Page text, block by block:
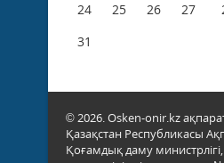
24
25 26 27
31
© 2026. Osken-onir.kz
Қазақстан Республикасы
Қоғамдық даму